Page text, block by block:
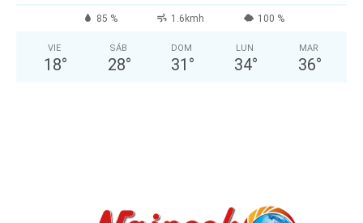
85 % 1.6kmh 100 %
VIE
18°
SÁB
28°
DOM
31 °
LUN
34°
MAR
36°